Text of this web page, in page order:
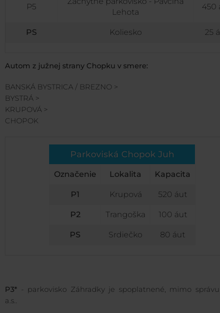
P5
Lehota
450
PS Koliesko 25
Autom z južnej strany Chopku v smere:
BANSKÁ BYSTRICA / BREZNO >
BYSTRÁ >
KRUPOVÁ >
CHOPOK
Parkoviská Chopok Juh
Označenie Lokalita Kapacita
P1 Krupová 520 áut
P2 Trangoška 100 áut
PS Srdiečko 80 áut
P3* - parkovisko Záhradky je spoplatnené, mimo správu
a.s..